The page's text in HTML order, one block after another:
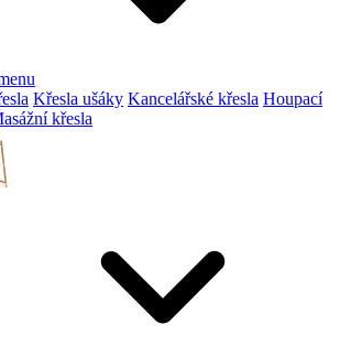
Křesla ušáky Kancelářské křesla Houpací
křesla